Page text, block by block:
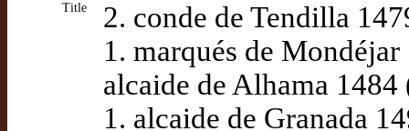
Title
2. conde de Tendilla
1. marqués de
alcaide de Alhama
1. alcaide de Granada